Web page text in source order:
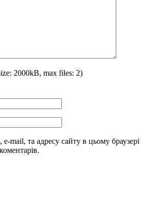
2000kB, max files: 2)
e-mail, та адресу сайту в цьому браузері